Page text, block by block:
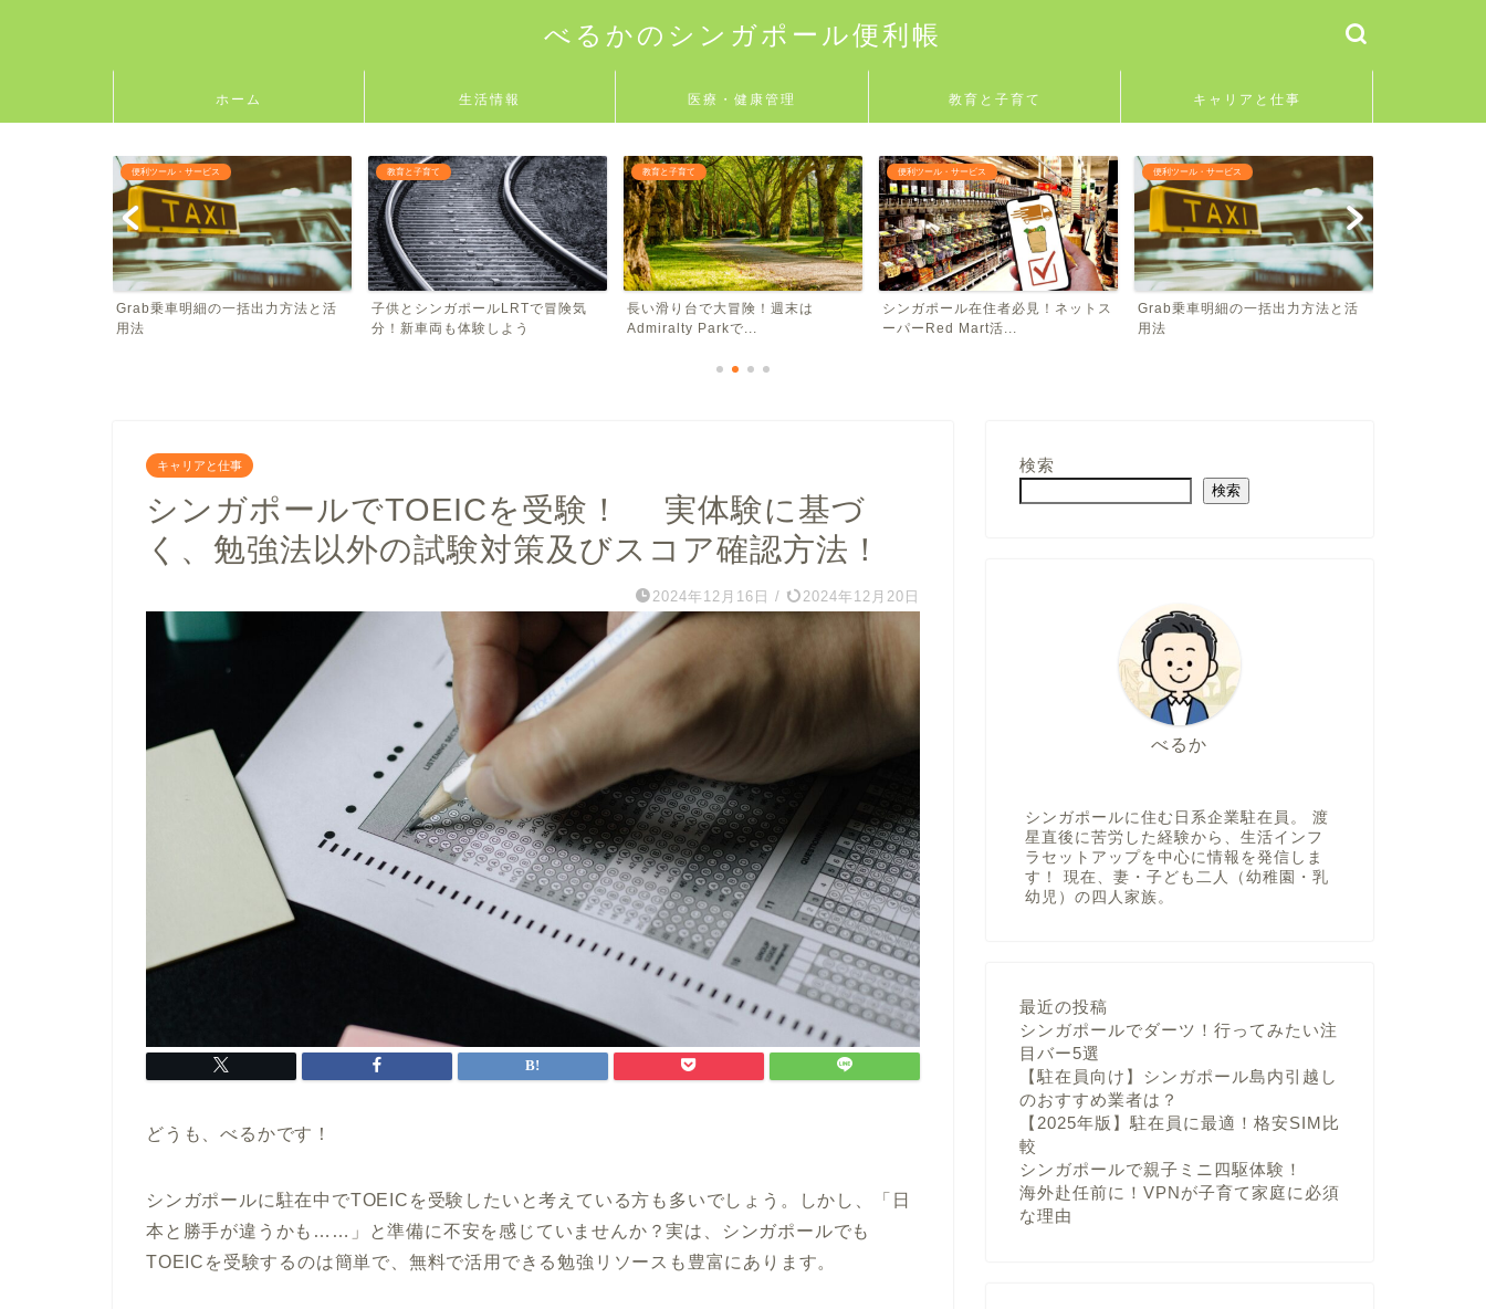
べるかのシンガポール便利帳
ホーム 生活情報 医療・健康管理 教育と子育て キャリアと仕事
教育と子育て
子供とシンガポールLRTで冒険気
分！新車両も体験しよう
教育と子育て
長い滑り台で大冒険！週末は
Admiralty Parkで...
便利ツール・サービス
シンガポール在住者必見！ネットス
ーパーRed Mart活...
便利ツール・サービス
Grab乗車明細の一括出力方法と活
用法
教育と子育て
子供とシンガポールLRTで冒険気
分！新車両も体験しよう
キャリアと仕事
シンガポールでTOEICを受験！ 実体験に基づ
く、勉強法以外の試験対策及びスコア確認方法！
2024年12月16日 / 2024年12月20日
どうも、べるかです！
シンガポールに駐在中でTOEICを受験したいと考えている方も多いでしょう。しかし、「日
本と勝手が違うかも……」と準備に不安を感じていませんか？実は、シンガポールでも
TOEICを受験するのは簡単で、無料で活用できる勉強リソースも豊富にあります。
検索
検索
べるか
シンガポールに住む日系企業駐在員。 渡
星直後に苦労した経験から、生活インフ
ラセットアップを中心に情報を発信しま
す！ 現在、妻・子ども二人（幼稚園・乳
幼児）の四人家族。
最近の投稿
シンガポールでダーツ！行ってみたい注
目バー5選
【駐在員向け】シンガポール島内引越し
のおすすめ業者は？
【2025年版】駐在員に最適！格安SIM比
較
シンガポールで親子ミニ四駆体験！
海外赴任前に！VPNが子育て家庭に必須
な理由